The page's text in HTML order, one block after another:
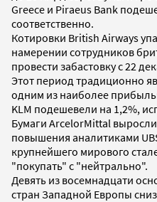
Greece и Piraeus Bank
соответственно.
Котировки British Airways
намерении сотрудников
провести забастовку с 22
Этот период традиционно
одним из наиболее
KLM подешевели на 1,2%,
Бумаги ArcelorMittal
повышения аналитиками
крупнейшего мирового
"покупать" с "нейтрально".
Девять из восемнадцати
стран Западной Европы